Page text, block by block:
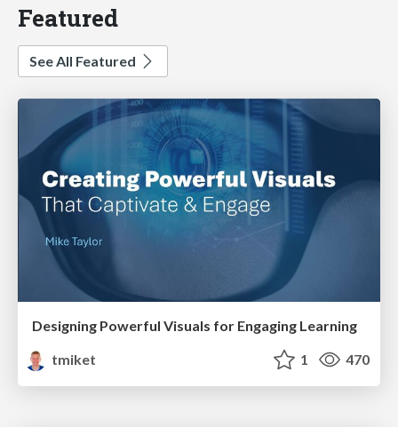
Featured
See All Featured
Designing Powerful Visuals for Engaging Learning
tmiket
1 470